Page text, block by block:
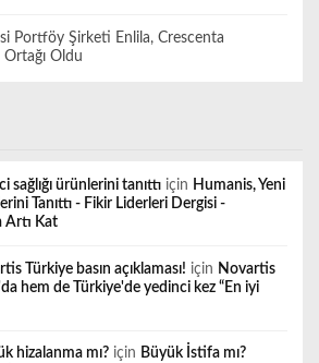
Portföy Şirketi Enlila, Crescenta
Ortağı Oldu
ürünlerini tanıttı için Humanis, Yeni
Tanıttı - Fikir Liderleri Dergisi -
Artı Kat
Türkiye basın açıklaması! için Novartis
hem de Türkiye'de yedinci kez “En iyi
hizalanma mı? için Büyük İstifa mı?